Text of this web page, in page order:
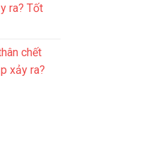
ra? Tốt
chết
xảy ra?